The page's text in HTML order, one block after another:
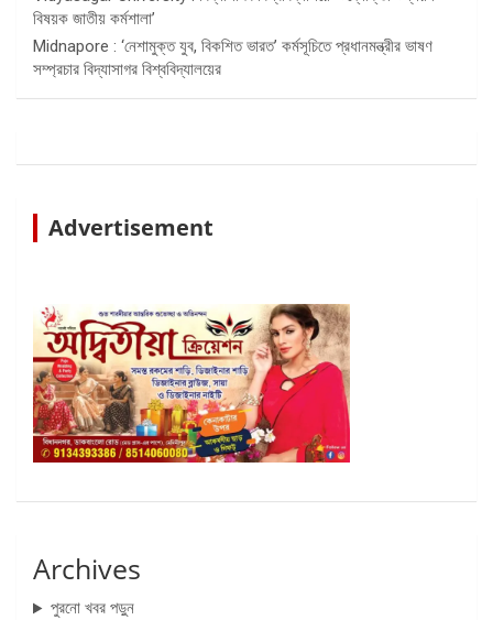
বিষয়ক জাতীয় কর্মশালা’
Midnapore : ‘নেশামুক্ত যুব, বিকশিত ভারত’ কর্মসূচিতে প্রধানমন্ত্রীর ভাষণ
সম্প্রচার বিদ্যাসাগর বিশ্ববিদ্যালয়ের
Advertisement
Archives
পুরনো খবর পড়ুন